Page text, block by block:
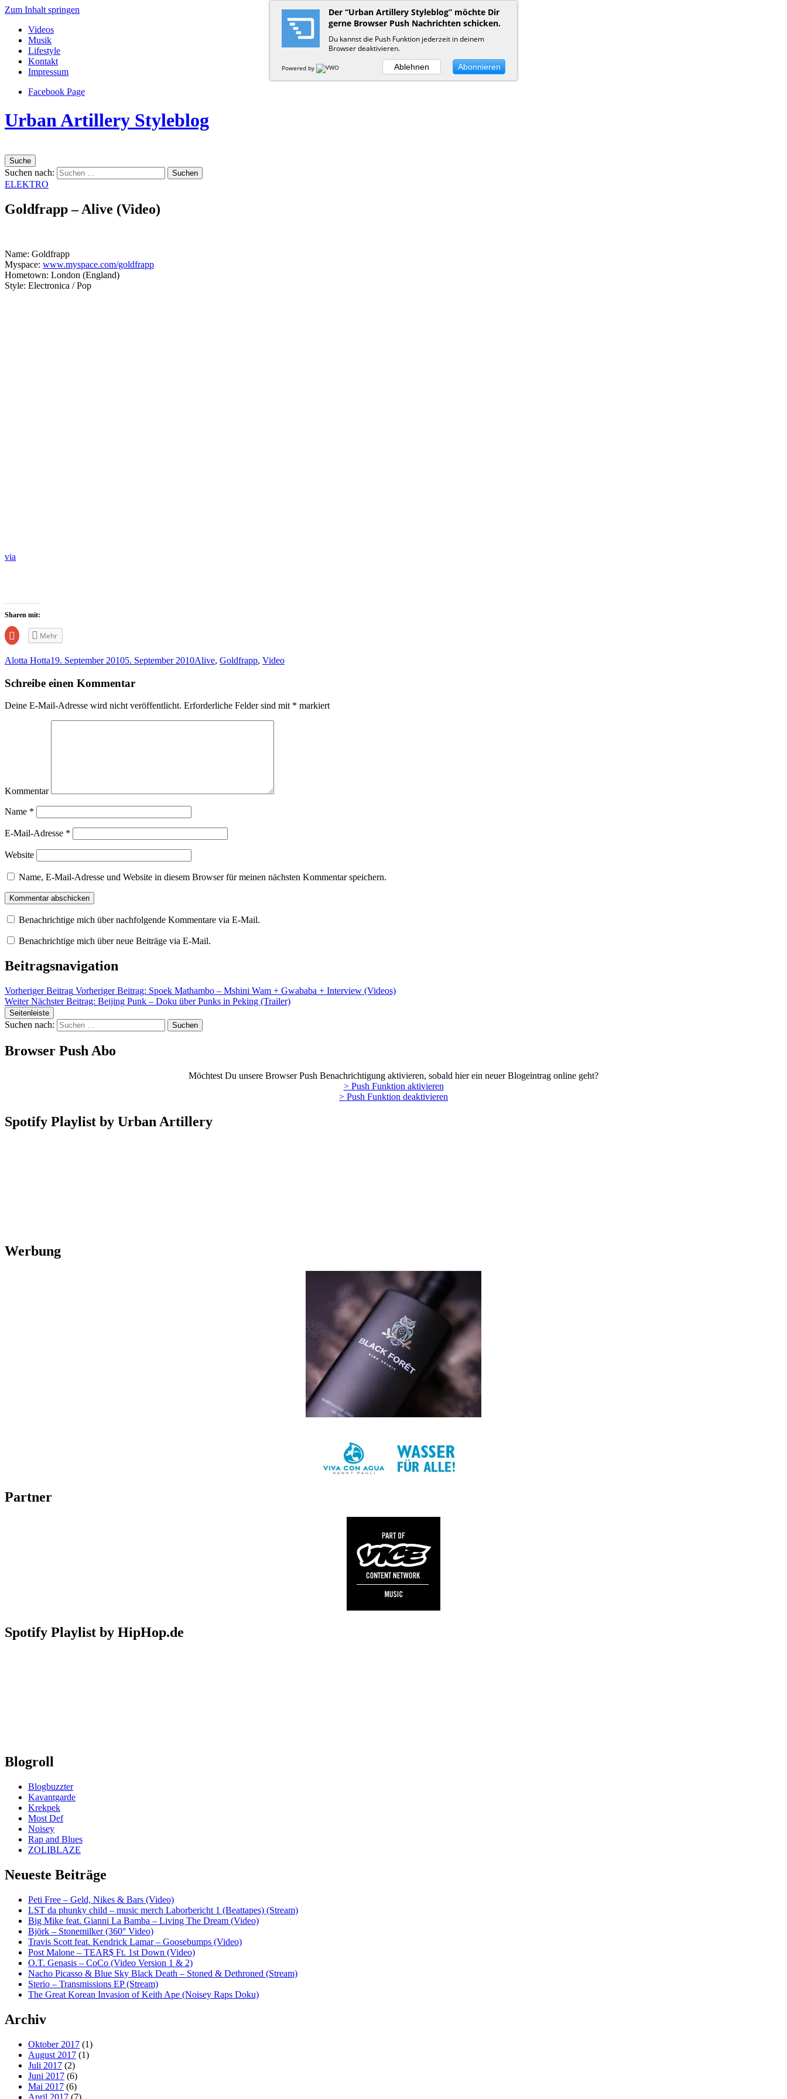
Zum Inhalt springen
Videos
Musik
Lifestyle
Kontakt
Impressum
Facebook Page
Urban Artillery Styleblog
Suche
Suchen nach:
ELEKTRO
Goldfrapp – Alive (Video)
Name: Goldfrapp
Myspace: www.myspace.com/goldfrapp
Hometown: London (England)
Style: Electronica / Pop
via
Sharen mit:
Zum
Teilen
anklicken
neuem
Fenster
Mehr
Alotta Hotta19. September 20105. September 2010Alive, Goldfrapp, Video
Schreibe einen Kommentar
Deine E-Mail-Adresse wird nicht veröffentlicht. Erforderliche Felder sind mit * markiert
Kommentar
Name *
E-Mail-Adresse *
Website
Name, E-Mail-Adresse und Website in diesem Browser für meinen nächsten Kommentar speichern.
Benachrichtige mich über nachfolgende Kommentare via E-Mail.
Benachrichtige mich über neue Beiträge via E-Mail.
Beitragsnavigation
Vorheriger Beitrag Vorheriger Beitrag: Spoek Mathambo – Mshini Wam + Gwababa + Interview (Videos)
Weiter Nächster Beitrag: Beijing Punk – Doku über Punks in Peking (Trailer)
Seitenleiste
Suchen nach:
Browser Push Abo
Möchtest Du unsere Browser Push Benachrichtigung aktivieren, sobald hier ein neuer Blogeintrag online geht?
> Push Funktion aktivieren
> Push Funktion deaktivieren
Spotify Playlist by Urban Artillery
Werbung
Partner
Spotify Playlist by HipHop.de
Blogroll
Blogbuzzter
Kavantgarde
Krekpek
Most Def
Noisey
Rap and Blues
ZOLIBLAZE
Neueste Beiträge
Peti Free – Geld, Nikes & Bars (Video)
LST da phunky child – music merch Laborbericht 1 (Beattapes) (Stream)
Big Mike feat. Gianni La Bamba – Living The Dream (Video)
Björk – Stonemilker (360° Video)
Travis Scott feat. Kendrick Lamar – Goosebumps (Video)
Post Malone – TEAR$ Ft. 1st Down (Video)
O.T. Genasis – CoCo (Video Version 1 & 2)
Nacho Picasso & Blue Sky Black Death – Stoned & Dethroned (Stream)
Sterio – Transmissions EP (Stream)
The Great Korean Invasion of Keith Ape (Noisey Raps Doku)
Archiv
Oktober 2017 (1)
August 2017 (1)
Juli 2017 (2)
Juni 2017 (6)
Mai 2017 (6)
April 2017 (7)
Der “Urban Artillery Styleblog” möchte Dir
gerne Browser Push Nachrichten schicken.
Du kannst die Push Funktion jederzeit in deinem
Browser deaktivieren.
Powered by Ablehnen Abonnieren